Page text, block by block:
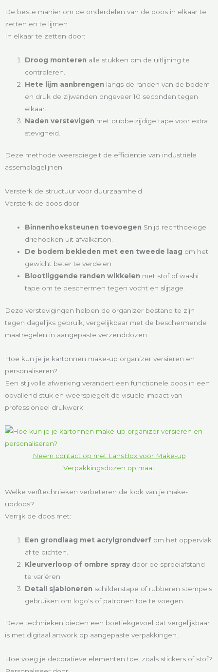
De beste manier om de onderdelen van de doos in elkaar te
zetten en te lijmen
In elkaar te zetten door:
Droog monteren alle stukken om de uitlijning te
controleren.
Hete lijm aanbrengen langs de randen van de bodem
en druk de zijwanden ongeveer 10 seconden tegen
elkaar.
Naden verstevigen met dubbelzijdige tape voor extra
stevigheid.
Deze methode weerspiegelt de efficiëntie van industriële
assemblagelijnen.
Versterk de structuur voor duurzaamheid
Versterk de doos door:
Binnenhoeksteunen toevoegen Snijd rechthoekige
driehoeken uit afvalkarton.
De bodem bekleden met een tweede laag om het
gewicht beter te verdelen.
Blootliggende randen wikkelen met stof of washi
tape om te beschermen tegen vocht en slijtage.
Deze verstevigingen helpen de organizer bestand te zijn
tegen dagelijks gebruik, vergelijkbaar met de beschermende
maatregelen in aangepaste verzenddozen.
Hoe kun je je kartonnen make-up organizer versieren en
personaliseren?
Een stijlvolle afwerking verandert een functionele doos in een
opvallend stuk en weerspiegelt de visuele impact van
professioneel drukwerk.
Neem contact op met LansBox voor Make-up
Verpakkingsdozen op maat
Welke verftechnieken verbeteren de look van je make-
updoos?
Verrijk de doos met:
Een grondlaag met acrylgrondverf om het oppervlak
af te dichten.
Kleurverloop of ombre spray door de sproeiafstand
te variëren.
Detail sjabloneren schilderstape of rubberen stempels
gebruiken om logo's of patronen toe te voegen.
Deze technieken bieden een boetiekgevoel dat vergelijkbaar
is met digitaal artwork op aangepaste verpakkingen.
Hoe voeg je decoratieve elementen toe, zoals stickers of stof?